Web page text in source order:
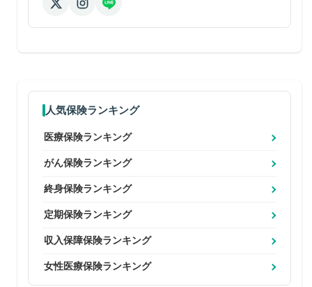
人気保険ランキング
医療保険ランキング
がん保険ランキング
終身保険ランキング
定期保険ランキング
収入保障保険ランキング
女性医療保険ランキング